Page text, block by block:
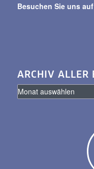
Besuchen Sie uns
ARCHIV ALLER